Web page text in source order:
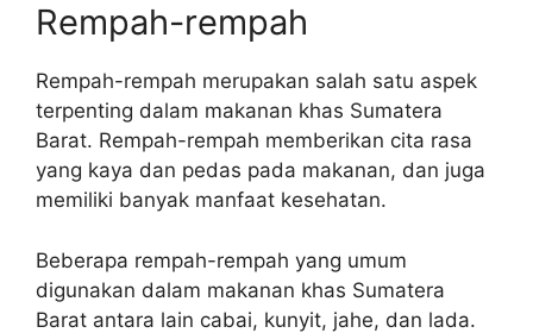
Rempah-rempah
Rempah-rempah merupakan salah satu aspek
terpenting dalam makanan khas Sumatera
Barat. Rempah-rempah memberikan cita rasa
yang kaya dan pedas pada makanan, dan juga
memiliki banyak manfaat kesehatan.
Beberapa rempah-rempah yang umum
digunakan dalam makanan khas Sumatera
Barat antara lain cabai, kunyit, jahe, dan lada.